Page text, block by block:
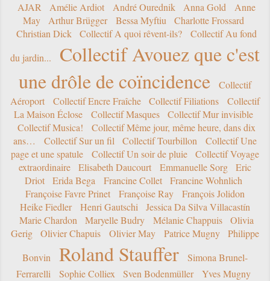
AJAR Amélie Ardiot André Ourednik Anna Gold
Anne
May
Arthur Brügger Bessa Myftiu
Charlotte Frossard
Christian Dick
Collectif A quoi rêvent-ils?
Collectif Au fond
du jardin...
Collectif Avouez que c'est
une drôle de coïncidence
Collectif
Aéroport
Collectif Encre Fraîche Collectif Filiations
Collectif
La Maison Éclose
Collectif Masques
Collectif Mur invisible
Collectif Musica!
Collectif Même jour, même heure, dans dix
ans…
Collectif Sur un fil Collectif Tourbillon
Collectif Une
page et une spatule
Collectif Un soir de pluie
Collectif Voyage
extraordinaire
Elisabeth Daucourt Emmanuelle Sorg
Eric
Driot
Erida Bega Francine Collet
Francine Wohnlich
Françoise Favre Prinet
Françoise Ray
François Jolidon
Heike Fiedler
Henri Gautschi
Jessica Da Silva Villacastín
Marie Chardon
Maryelle Budry Mélanie Chappuis
Olivia
Gerig
Olivier Chapuis Olivier May Patrice Mugny
Philippe
Bonvin
Roland Stauffer
Simona Brunel-
Ferrarelli
Sophie Colliex Sven Bodenmüller Yves Mugny